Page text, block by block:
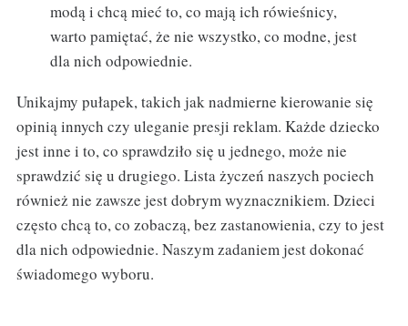
modą i chcą mieć to, co mają ich rówieśnicy,
warto pamiętać, że nie wszystko, co modne, jest
dla nich odpowiednie.
Unikajmy pułapek, takich jak nadmierne kierowanie się
opinią innych czy uleganie presji reklam. Każde dziecko
jest inne i to, co sprawdziło się u jednego, może nie
sprawdzić się u drugiego. Lista życzeń naszych pociech
również nie zawsze jest dobrym wyznacznikiem. Dzieci
często chcą to, co zobaczą, bez zastanowienia, czy to jest
dla nich odpowiednie. Naszym zadaniem jest dokonać
świadomego wyboru.